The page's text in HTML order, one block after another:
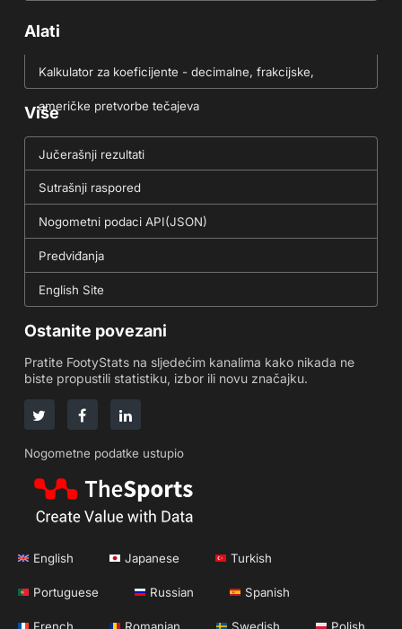
Alati
Kalkulator za koeficijente - decimalne, frakcijske,
američke pretvorbe tečajeva
Više
Jučerašnji rezultati
Sutrašnji raspored
Nogometni podaci API(JSON)
Predviđanja
English Site
Ostanite povezani
Pratite FootyStats na sljedećim kanalima kako nikada ne
biste propustili statistiku, izbor ili novu značajku.
Nogometne podatke ustupio
English Japanese Turkish
Portuguese Russian Spanish
French Romanian Swedish Polish